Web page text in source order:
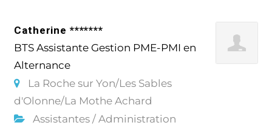
Catherine *******
BTS Assistante Gestion PME-PMI en
Alternance
La Roche sur Yon/Les Sables
d'Olonne/La Mothe Achard
Assistantes / Administration